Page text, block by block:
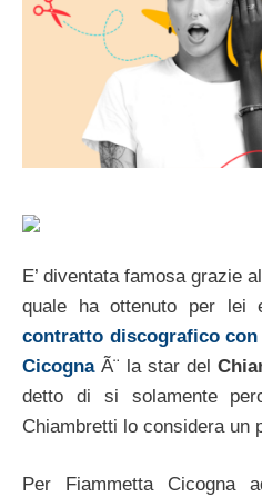
E’ diventata famosa grazie
quale ha ottenuto per
contratto discografico con
CicognaÃ¨ la star del
detto di si solamente
Chiambretti lo considera un
Per Fiammetta Cicogna